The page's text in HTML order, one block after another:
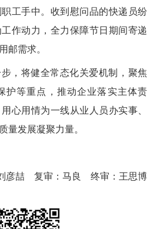
工手中。收到慰问品的快递员纷
作动力，全力保障节日期间寄递
邮需求。
，将健全常态化关爱机制，聚焦
护等重点，推动企业落实主体责
心用情为一线从业人员办实事、
量发展凝聚力量。
彦喆 复审：马良 终审：王思博